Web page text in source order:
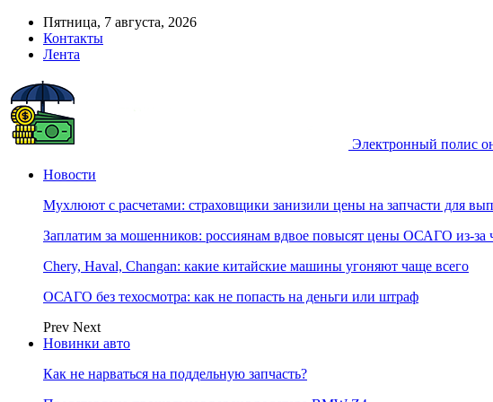
Пятница, 7 августа, 2026
Контакты
Лента
Электронный полис
Новости
Мухлюют с расчетами: страховщики занизили цены на запчасти для
Заплатим за мошенников: россиянам вдвое повысят цены ОСАГО из-за
Chery, Haval, Changan: какие китайские машины угоняют чаще всего
ОСАГО без техосмотра: как не попасть на деньги или штраф
Prev Next
Новинки авто
Как не нарваться на поддельную запчасть?